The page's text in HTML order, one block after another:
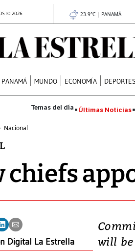
2026 23.9°C | PANAMÁ
PANAMÁ MUNDO ECONOMÍA DEPORTES
Últimas Noticias
Nacional
chiefs
Digital La Estrella
will